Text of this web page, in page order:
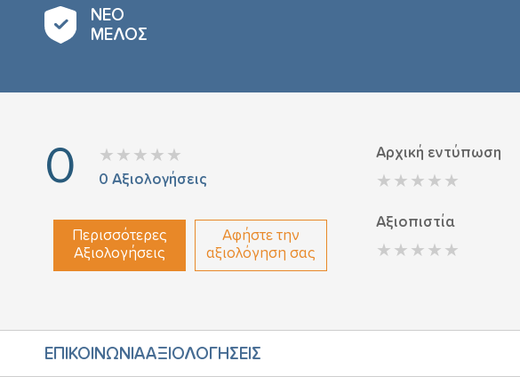
ΝΕΟ
ΜΕΛΟΣ
0 0 Αξιολογήσεις
Περισσότερες
Αξιολογήσεις
Αφήστε την
αξιολόγηση σας
Αρχική εντύπωση
Αξιοπιστία
ΕΠΙΚΟΙΝΩΝΙΑΑΞΙΟΛΟΓΗΣΕΙΣ